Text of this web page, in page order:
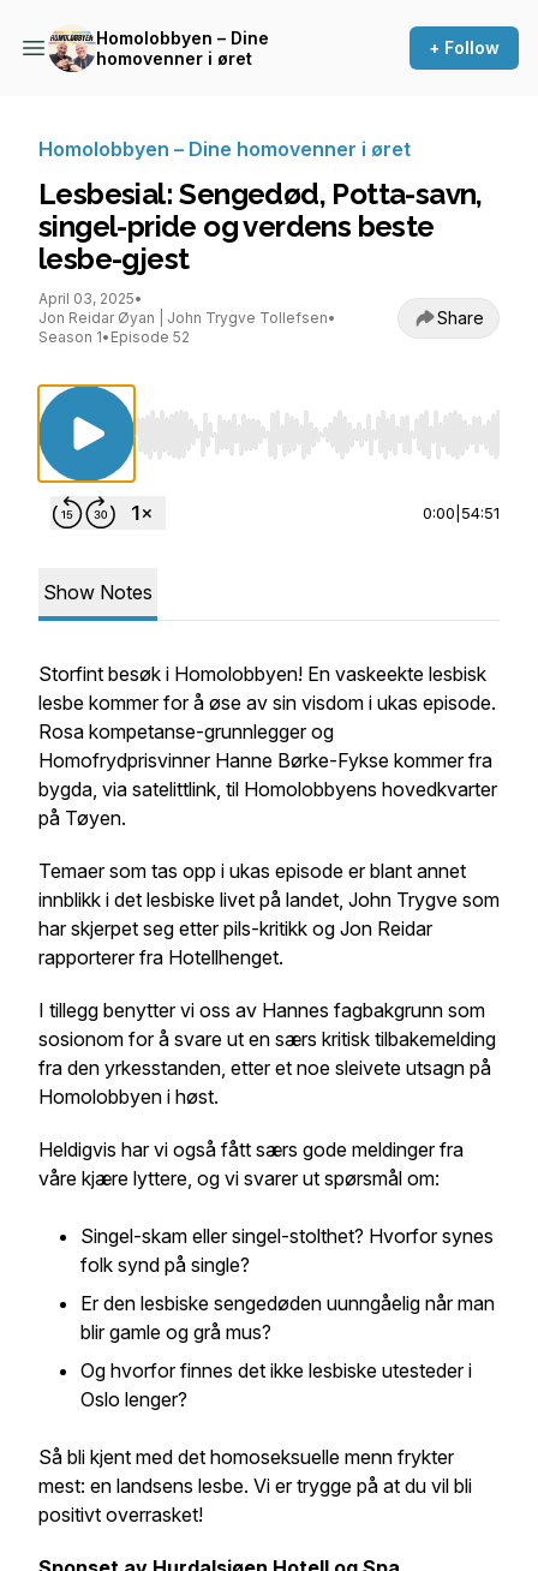
Homolobbyen – Dine
homovenner i øret
+ Follow
Homolobbyen – Dine homovenner i øret
Lesbesial: Sengedød, Potta-savn,
singel-pride og verdens beste
lesbe-gjest
April 03, 2025•
Jon Reidar Øyan | John Trygve Tollefsen•
Season 1• Episode 52
Share
Use Left/Right to seek, Home/End to jump to
0:00 54:51
Show Notes
Storfint besøk i Homolobbyen! En vaskeekte lesbisk
lesbe kommer for å øse av sin visdom i ukas episode.
Rosa kompetanse-grunnlegger og
Homofrydprisvinner Hanne Børke-Fykse kommer fra
bygda, via satelittlink, til Homolobbyens hovedkvarter
på Tøyen.
Temaer som tas opp i ukas episode er blant annet
innblikk i det lesbiske livet på landet, John Trygve som
har skjerpet seg etter pils-kritikk og Jon Reidar
rapporterer fra Hotellhenget.
I tillegg benytter vi oss av Hannes fagbakgrunn som
sosionom for å svare ut en særs kritisk tilbakemelding
fra den yrkesstanden, etter et noe sleivete utsagn på
Homolobbyen i høst.
Heldigvis har vi også fått særs gode meldinger fra
våre kjære lyttere, og vi svarer ut spørsmål om:
Singel-skam eller singel-stolthet? Hvorfor synes
folk synd på single?
Er den lesbiske sengedøden uunngåelig når man
blir gamle og grå mus?
Og hvorfor finnes det ikke lesbiske utesteder i
Oslo lenger?
Så bli kjent med det homoseksuelle menn frykter
mest: en landsens lesbe. Vi er trygge på at du vil bli
positivt overrasket!